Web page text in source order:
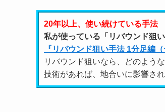
20年以上、使い続けている手法
私が使っている「リバウンド狙い
『リバウンド狙い手法 1分足編
リバウンド狙いなら、どのよう
技術があれば、地合いに影響さ